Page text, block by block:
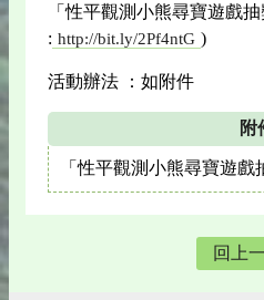
「性平觀測小熊尋寶遊戲
: http://bit.ly/2Pf4ntG )
活動辦法 ：如附件
附
「性平觀測小熊尋寶遊戲
回上